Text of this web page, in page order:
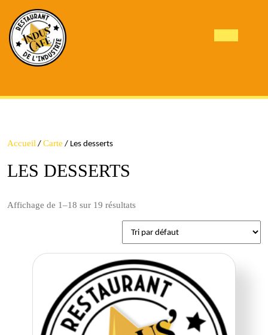
content
Accueil / Carte / Les desserts
LES DESSERTS
Affichage de 1–18 sur 19 résultats